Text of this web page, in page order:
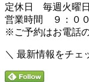
定休日 毎週火曜
営業時間 ９：０
※ご予約はお電話
＼ 最新情報をチェ